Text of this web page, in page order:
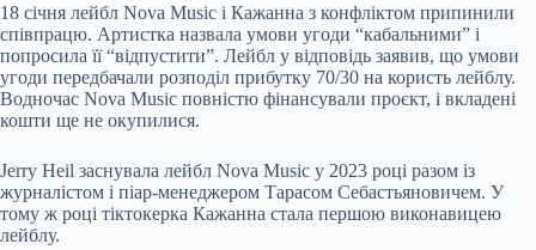
18 січня лейбл Nova Music і Кажанна з конфліктом припинили
співпрацю. Артистка назвала умови угоди “кабальними” і
попросила її “відпустити”. Лейбл у відповідь заявив, що умови
угоди передбачали розподіл прибутку 70/30 на користь лейблу.
Водночас Nova Music повністю фінансували проєкт, і вкладені
кошти ще не окупилися.
Jerry Heil заснувала лейбл Nova Music у 2023 році разом із
журналістом і піар-менеджером Тарасом Себастьяновичем. У
тому ж році тіктокерка Кажанна стала першою виконавицею
лейблу.